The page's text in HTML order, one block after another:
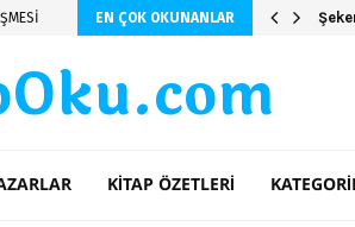
EN ÇOK OKUNANLAR
KITAP ÖZETLERI